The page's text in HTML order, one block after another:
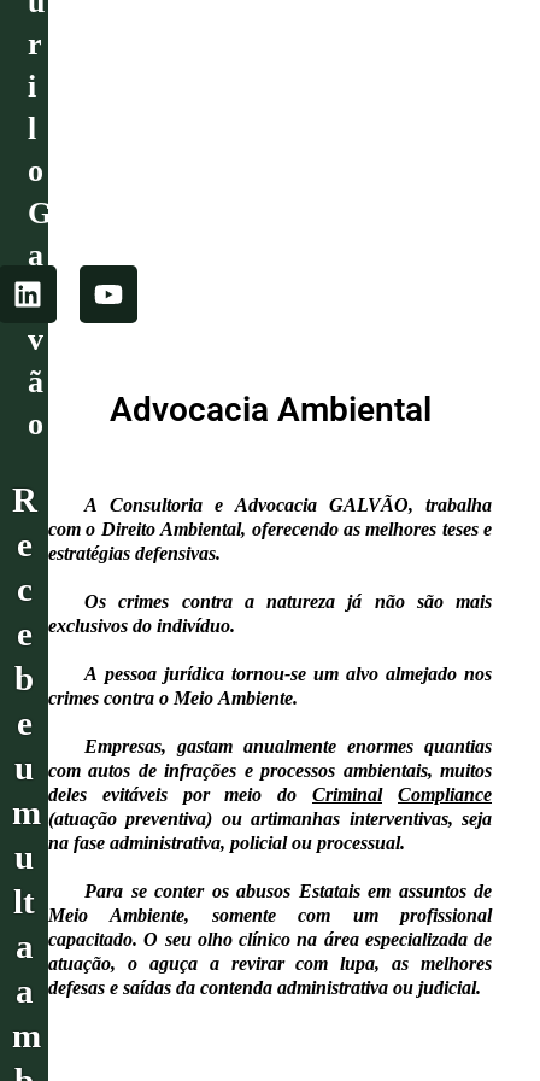
r
i
l
o
G
a
l
v
ã
o
R
e
c
e
b
e
u
m
u
lt
a
a
m
L
i
n
k
e
n
Y
o
u
Advocacia Ambiental
A Consultoria e Advocacia GALVÃO, trabalha
com o Direito Ambiental, oferecendo as melhores teses e
estratégias defensivas.
Os crimes contra a natureza já não são mais
exclusivos do indivíduo.
A pessoa jurídica tornou-se um alvo almejado nos
crimes contra o Meio Ambiente.
Empresas, gastam anualmente enormes quantias
com autos de infrações e processos ambientais, muitos
deles evitáveis por meio do Criminal
Compliance
(atuação preventiva) ou artimanhas interventivas, seja
na fase administrativa, policial ou processual.
Para se conter os abusos Estatais em assuntos de
Meio Ambiente, somente com um profissional
capacitado. O seu olho clínico na área especializada de
atuação, o aguça a revirar com lupa, as melhores
defesas e saídas da contenda administrativa ou judicial.